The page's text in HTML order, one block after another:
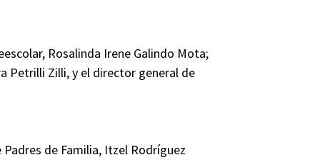
Rosalinda Irene Galindo Mota;
Petrilli Zilli, y el director general de
de Familia, Itzel Rodríguez